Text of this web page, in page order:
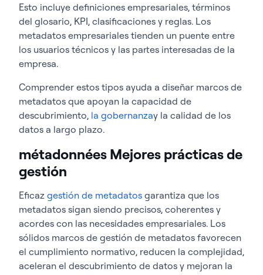
Esto incluye definiciones empresariales, términos
del glosario, KPI, clasificaciones y reglas. Los
metadatos empresariales tienden un puente entre
los usuarios técnicos y las partes interesadas de la
empresa.
Comprender estos tipos ayuda a diseñar marcos de
metadatos que apoyan la capacidad de
descubrimiento, la gobernanzay la calidad de los
datos a largo plazo.
métadonnées Mejores prácticas de
gestión
Eficaz gestión de metadatos garantiza que los
metadatos sigan siendo precisos, coherentes y
acordes con las necesidades empresariales. Los
sólidos marcos de gestión de metadatos favorecen
el cumplimiento normativo, reducen la complejidad,
aceleran el descubrimiento de datos y mejoran la